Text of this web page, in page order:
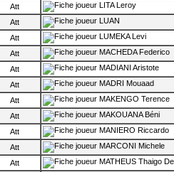
Att
LITA Leroy
Att
LUAN
Att
LUMEKA Levi
Att
MACHEDA Federico
Att
MADIANI Aristote
Att
MADRI Mouaad
Att
MAKENGO Terence
Att
MAKOUANA Béni
Att
MANIERO Riccardo
Att
MARCONI Michele
Att
MATHEUS Thaigo